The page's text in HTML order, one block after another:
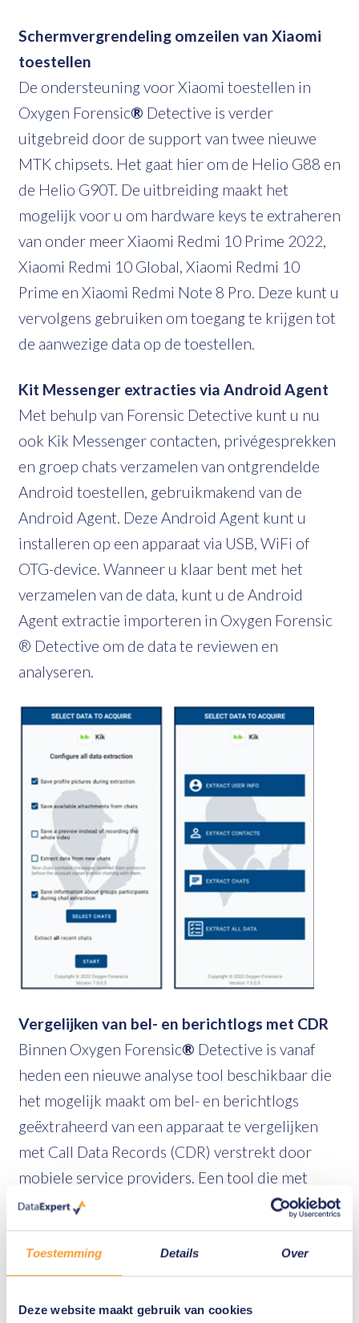
Toestemming Details Over
Deze website maakt gebruik van cookies
Schermvergrendeling omzeilen van Xiaomi
toestellen
De ondersteuning voor Xiaomi toestellen in
Oxygen Forensic® Detective is verder
uitgebreid door de support van twee nieuwe
MTK chipsets. Het gaat hier om de Helio G88 en
de Helio G90T. De uitbreiding maakt het
mogelijk voor u om hardware keys te extraheren
van onder meer Xiaomi Redmi 10 Prime 2022,
Xiaomi Redmi 10 Global, Xiaomi Redmi 10
Prime en Xiaomi Redmi Note 8 Pro. Deze kunt u
vervolgens gebruiken om toegang te krijgen tot
de aanwezige data op de toestellen.
Kit Messenger extracties via Android Agent
Met behulp van Forensic Detective kunt u nu
ook Kik Messenger contacten, privégesprekken
en groep chats verzamelen van ontgrendelde
Android toestellen, gebruikmakend van de
Android Agent. Deze Android Agent kunt u
installeren op een apparaat via USB, WiFi of
OTG-device. Wanneer u klaar bent met het
verzamelen van de data, kunt u de Android
Agent extractie importeren in Oxygen Forensic
® Detective om de data te reviewen en
analyseren.
Vergelijken van bel- en berichtlogs met CDR
Binnen Oxygen Forensic® Detective is vanaf
heden een nieuwe analyse tool beschikbaar die
het mogelijk maakt om bel- en berichtlogs
geëxtraheerd van een apparaat te vergelijken
met Call Data Records (CDR) verstrekt door
mobiele service providers. Een tool die met
name van toegevoegde waarde is wanneer
telefoongesprekken of berichten handmatig zijn
verwijderd van een apparaat. Door de gegevens
te vergelijken kunt u ontbrekende data in kaart
brengen en een completer beeld schetsen.